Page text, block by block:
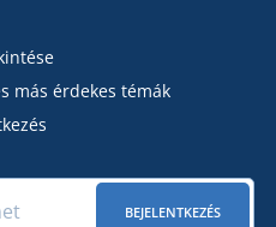
más érdekes témák
BEJELENTKEZÉS